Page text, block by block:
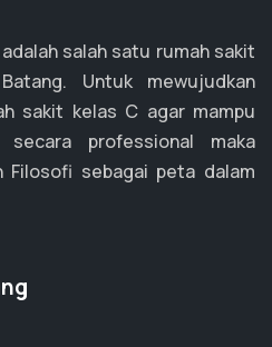
salah satu rumah sakit
Untuk mewujudkan
sakit kelas C agar mampu
secara professional maka
Filosofi sebagai peta dalam